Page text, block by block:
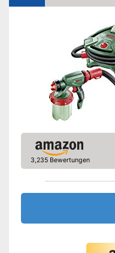
Leistung
3,235 Bewertungen